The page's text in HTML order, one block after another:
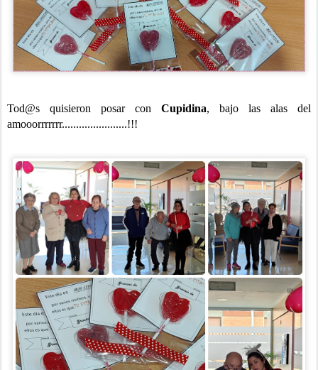
Tod@s quisieron posar con Cupidina, bajo las alas del
amooorrrrrrr.......................!!!